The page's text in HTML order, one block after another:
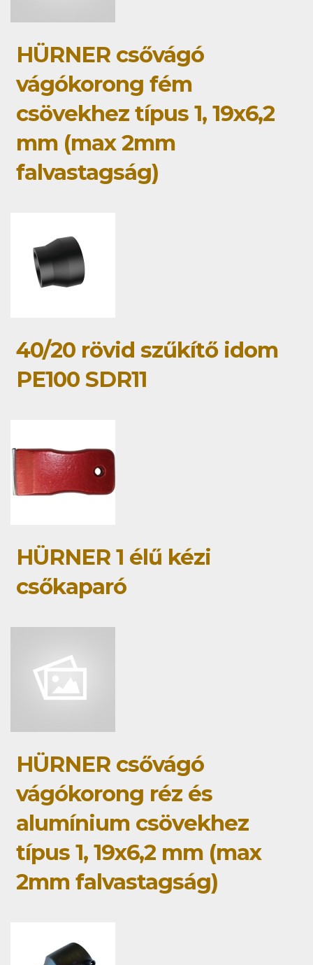
HÜRNER csővágó
vágókorong fém
csövekhez típus 1, 19x6,2
mm (max 2mm
falvastagság)
40/20 rövid szűkítő idom
PE100 SDR11
HÜRNER 1 élű kézi
csőkaparó
HÜRNER csővágó
vágókorong réz és
alumínium csövekhez
típus 1, 19x6,2 mm (max
2mm falvastagság)